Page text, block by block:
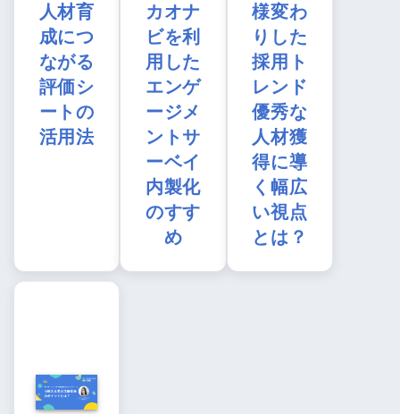
人材育
成につ
ながる
評価シ
ートの
活用法
カオナ
ビを利
用した
エンゲ
ージメ
ントサ
ーベイ
内製化
のすす
め
様変わ
りした
採用ト
レンド
優秀な
人材獲
得に導
く幅広
い視点
とは？